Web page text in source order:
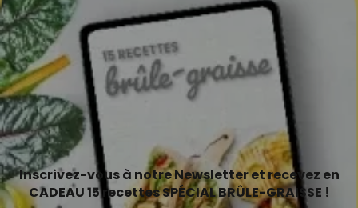
Inscrivez-vous à notre Newsletter et recevez en
CADEAU 15 recettes SPÉCIAL BRÛLE-GRAISSE !